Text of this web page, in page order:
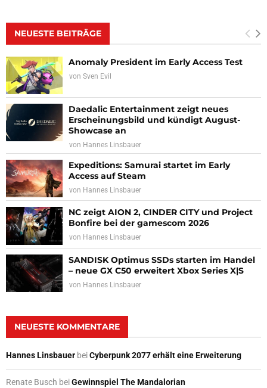
NEUESTE BEITRÄGE
Anomaly President im Early Access Test
von Sven Evil
Daedalic Entertainment zeigt neues
Erscheinungsbild und kündigt August-
Showcase an
von Hannes Linsbauer
Expeditions: Samurai startet im Early
Access auf Steam
von Hannes Linsbauer
NC zeigt AION 2, CINDER CITY und Project
Bonfire bei der gamescom 2026
von Hannes Linsbauer
SANDISK Optimus SSDs starten im Handel
– neue GX C50 erweitert Xbox Series X|S
von Hannes Linsbauer
NEUESTE KOMMENTARE
Hannes Linsbauer beiCyberpunk 2077 erhält eine Erweiterung
Renate Busch beiGewinnspiel The Mandalorian